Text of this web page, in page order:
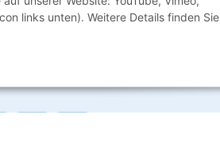
links unten). Weitere Details finden Sie